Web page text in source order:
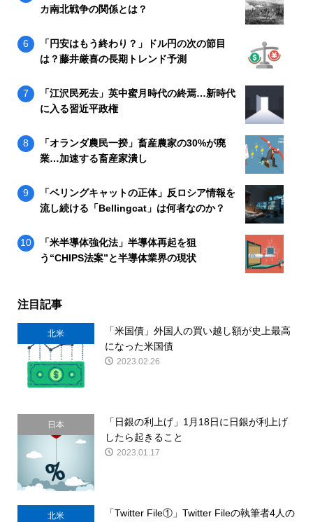
カ南北戦争の関係とは？
「円安はもう終わり？」ドル円の次の節目
は？藤井厳喜の長期トレンド予測
「江沢民死去」英中蜜月時代の終焉…新時代
に入る習近平政権
「オランダ農民一揆」畜産農家の30%が廃
業…加速する畜産家潰し
「ベリングキャットの正体」反ロシア情報を
流し続ける「Bellingcat」は何者なのか？
「米半導体強化法」半導体再起を狙
う“CHIPS法案”と半導体業界の現状
注目記事
北米
「米国債」外国人の買い越し額が史上最高
になった米国債
2023.02.26
日本
「日銀の利上げ」1月18日に日銀が利上げ
したら起きること
2023.01.17
北米
「Twitter File①」Twitter Fileの執筆者4人の